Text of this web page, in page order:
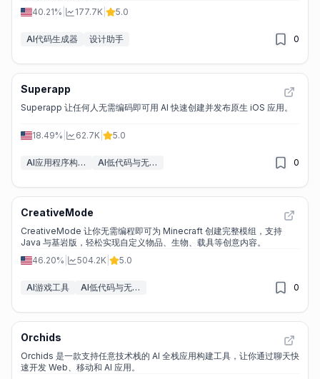
40.21%
177.7K 5.0
AI代码生成器 设计助手 0
Superapp
Superapp 让任何人无需编码即可用 AI 快速创建并发布原生 iOS 应用。
18.49% 62.7K 5.0
AI应用程序构建器 AI低代码与无代码工具 0
CreativeMode
CreativeMode 让你无需编程即可为 Minecraft 创建完整模组，支持
Java 与基岩版，轻松实现自定义物品、生物、载具等创意内容。
46.20%
504.2K 5.0
AI游戏工具 AI低代码与无代码工具 0
Orchids
Orchids 是一款支持任意技术栈的 AI 全栈应用构建工具，让你通过聊天快
速开发 Web、移动和 AI 应用。